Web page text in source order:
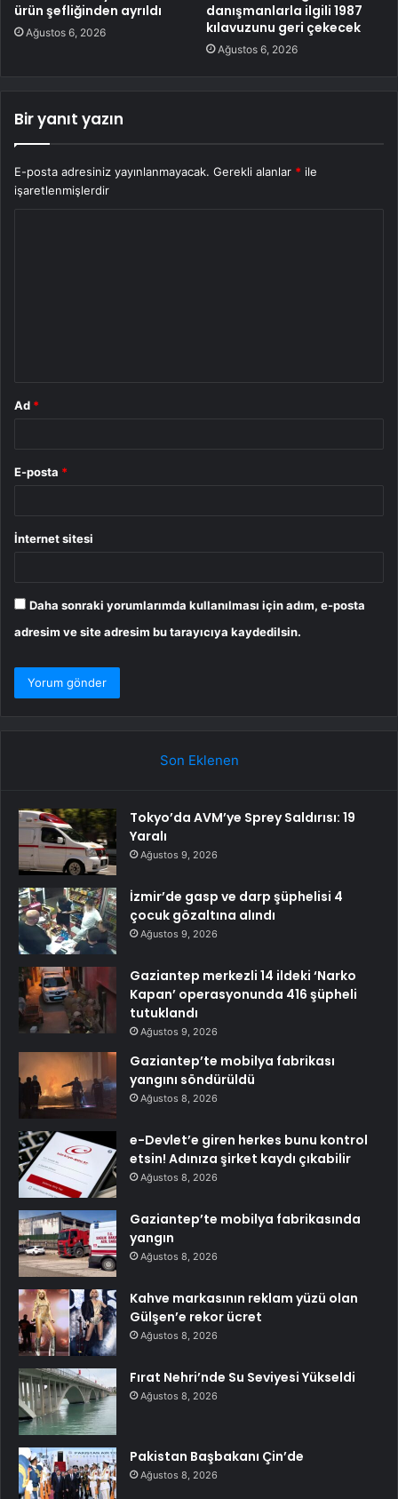
ürün şefliğinden ayrıldı
Ağustos 6, 2026
danışmanlarla ilgili 1987
kılavuzunu geri çekecek
Ağustos 6, 2026
Bir yanıt yazın
E-posta adresiniz yayınlanmayacak. Gerekli alanlar * ile
işaretlenmişlerdir
Ad *
E-posta *
İnternet sitesi
Daha sonraki yorumlarımda kullanılması için adım, e-posta
adresim ve site adresim bu tarayıcıya kaydedilsin.
Son Eklenen
Tokyo’da AVM’ye Sprey Saldırısı: 19
Yaralı
Ağustos 9, 2026
İzmir’de gasp ve darp şüphelisi 4
çocuk gözaltına alındı
Ağustos 9, 2026
Gaziantep merkezli 14 ildeki ‘Narko
Kapan’ operasyonunda 416 şüpheli
tutuklandı
Ağustos 9, 2026
Gaziantep’te mobilya fabrikası
yangını söndürüldü
Ağustos 8, 2026
e-Devlet’e giren herkes bunu kontrol
etsin! Adınıza şirket kaydı çıkabilir
Ağustos 8, 2026
Gaziantep’te mobilya fabrikasında
yangın
Ağustos 8, 2026
Kahve markasının reklam yüzü olan
Gülşen’e rekor ücret
Ağustos 8, 2026
Fırat Nehri’nde Su Seviyesi Yükseldi
Ağustos 8, 2026
Pakistan Başbakanı Çin’de
Ağustos 8, 2026